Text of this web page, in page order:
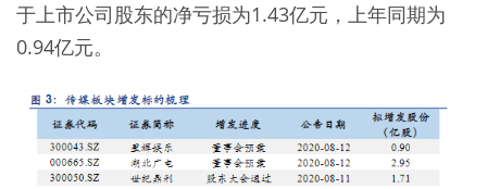
于上市公司股东的净亏损为1.43亿元，上年同期为
0.94亿元。